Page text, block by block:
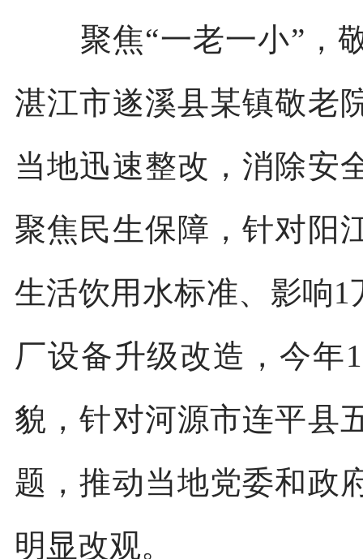
聚焦“一老一小”，敬
湛江市遂溪县某镇敬老
当地迅速整改，消除安
聚焦民生保障，针对阳
生活饮用水标准、影响
厂设备升级改造，今年
貌，针对河源市连平县
题，推动当地党委和政
明显改观。